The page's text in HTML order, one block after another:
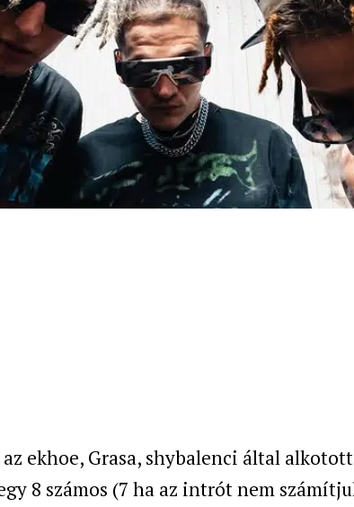
ekhoe, Grasa, shybalenci által alkotott
8 számos (7 ha az intrót nem